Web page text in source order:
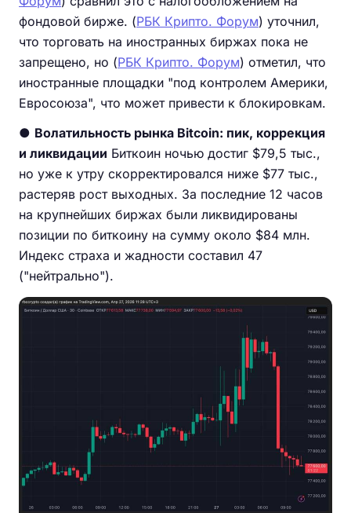
фондовой бирже. (РБК Крипто. Форум) уточнил,
что торговать на иностранных биржах пока не
запрещено, но (РБК Крипто. Форум) отметил, что
иностранные площадки "под контролем Америки,
Евросоюза", что может привести к блокировкам.
● Волатильность рынка Bitcoin: пик, коррекция
и ликвидации Биткоин ночью достиг $79,5 тыс.,
но уже к утру скорректировался ниже $77 тыс.,
растеряв рост выходных. За последние 12 часов
на крупнейших биржах были ликвидированы
позиции по биткоину на сумму около $84 млн.
Индекс страха и жадности составил 47
("нейтрально").